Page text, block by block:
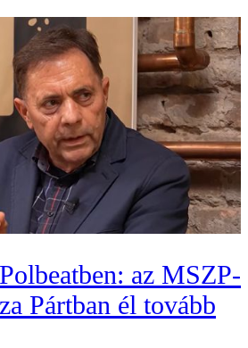
az MSZP-
Pártban él tovább